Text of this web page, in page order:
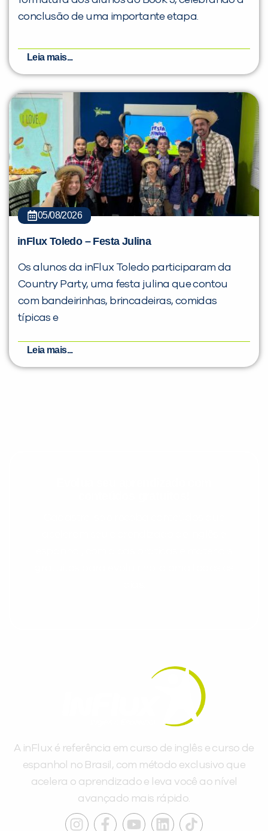
conclusão de uma importante etapa.
Leia mais...
05/08/2026
inFlux Toledo – Festa Julina
Os alunos da inFlux Toledo participaram da
Country Party, uma festa julina que contou
com bandeirinhas, brincadeiras, comidas
típicas e
Leia mais...
A inFlux é referência em curso de inglês e curso de
espanhol no Brasil, com método exclusivo que
acelera o aprendizado e leva você ao nível
avançado mais rápido.